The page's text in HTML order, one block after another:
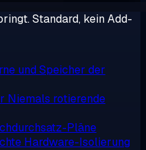
Standard, kein Add-
und Speicher der
Niemals rotierende
Pläne
Hardware-Isolierung